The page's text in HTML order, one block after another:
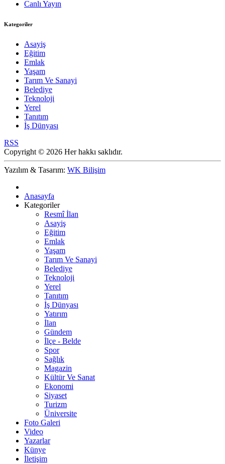
Canlı Yayın
Kategoriler
Asayiş
Eğitim
Emlak
Yaşam
Tarım Ve Sanayi
Belediye
Teknoloji
Yerel
Tanıtım
İş Dünyası
RSS
Copyright © 2026 Her hakkı saklıdır.
Yazılım & Tasarım: WK Bilişim
Anasayfa
Kategoriler
Resmî İlan
Asayiş
Eğitim
Emlak
Yaşam
Tarım Ve Sanayi
Belediye
Teknoloji
Yerel
Tanıtım
İş Dünyası
Yatırım
İlan
Gündem
İlçe - Belde
Spor
Sağlık
Magazin
Kültür Ve Sanat
Ekonomi
Siyaset
Turizm
Üniversite
Foto Galeri
Video
Yazarlar
Künye
İletişim